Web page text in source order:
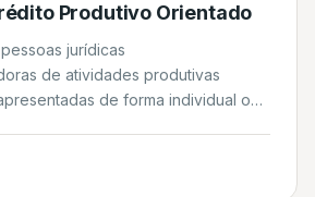
Produtivo Orientado
jurídicas
de atividades produtivas
de forma individual ou